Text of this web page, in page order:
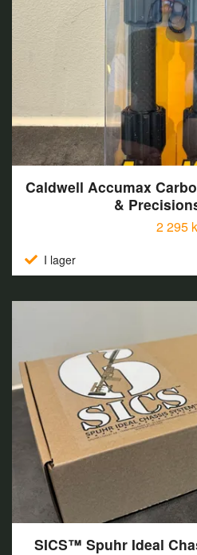
Caldwell Accumax
&
2 295
I lager
SICS™ Spuhr Ideal